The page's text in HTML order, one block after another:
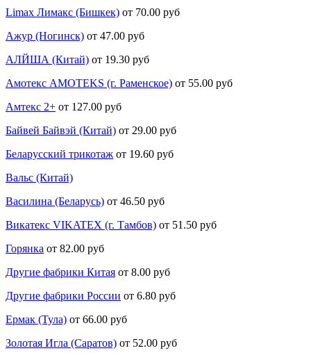
Limax Лимакс (Бишкек) от 70.00 руб
Ажур (Ногинск) от 47.00 руб
АЛЙША (Китай) от 19.30 руб
Амотекс AMOTEKS (г. Раменское) от 55.00 руб
Амтекс 2+ от 127.00 руб
Байвей Байвэй (Китай) от 29.00 руб
Беларусский трикотаж от 19.60 руб
Вальс (Китай)
Василина (Беларусь) от 46.50 руб
Викатекс VIKATEX (г. Тамбов) от 51.50 руб
Горянка от 82.00 руб
Другие фабрики Китая от 8.00 руб
Другие фабрики России от 6.80 руб
Ермак (Тула) от 66.00 руб
Золотая Игла (Саратов) от 52.00 руб